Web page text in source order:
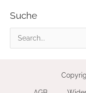
Suche